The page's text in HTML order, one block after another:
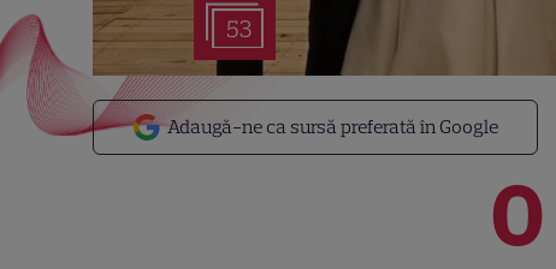
53
Adaugă-ne ca sursă preferată în Google
O